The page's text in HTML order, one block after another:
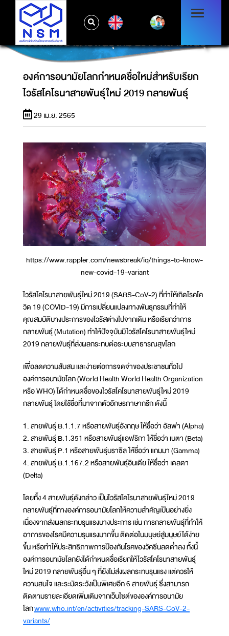
องค์การอนามัยโลกกำหนดชื่อใหม่สำหรับเรียก
ไวรัสโคโรนาสายพันธุ์ใหม่ 2019 กลายพันธุ์
องค์การอนามัยโลกกำหนดชื่อใหม่สำหรับเรียก
ไวรัสโคโรนาสายพันธุ์ใหม่ 2019 กลายพันธุ์
29 เม.ย. 2565
https://www.rappler.com/newsbreak/iq/things-to-know-
new-covid-19-variant
ไวรัสโคโรนาสายพันธุ์ใหม่ 2019 (SARS-CoV-2) ที่ทำให้เกิดโรคโค
วิด 19 (COVID-19) มีการเปลี่ยนแปลงทางพันธุกรรมที่ทำให้
คุณสมบัติบางประการของไวรัสต่างไปจากเดิม หรือเรียกว่าการ
กลายพันธุ์ (Mutation) ทำให้ปัจจุบันมีไวรัสโคโรนาสายพันธุ์ใหม่
2019 กลายพันธุ์ที่ส่งผลกระทบต่อระบบสาธารณสุขโลก
เพื่อลดความสับสน และง่ายต่อการจดจำของประชาชนทั่วไป
องค์การอนามัยโลก (World Health World Health Organization
หรือ WHO) ได้กำหนดชื่อของไวรัสโคโรนาสายพันธุ์ใหม่ 2019
กลายพันธุ์ โดยใช้ชื่อที่มาจากตัวอักษรภาษากรีก ดังนี้
1. สายพันธุ์ B.1.1.7 หรือสายพันธุ์อังกฤษ ให้ชื่อว่า อัลฟา (Alpha)
2. สายพันธุ์ B.1.351 หรือสายพันธุ์แอฟริกา ให้ชื่อว่า เบตา (Beta)
3. สายพันธุ์ P.1 หรือสายพันธุ์บราซิล ให้ชื่อว่า แกมมา (Gamma)
4. สายพันธุ์ B.1.167.2 หรือสายพันธุ์อินเดีย ให้ชื่อว่า เดลตา
(Delta)
โดยทั้ง 4 สายพันธุ์ดังกล่าว เป็นไวรัสโคโรนาสายพันธุ์ใหม่ 2019
กลายพันธุ์ที่ทางองค์การอนามัยโลกให้ความสำคัญเป็นอย่างยิ่ง
เนื่องจากส่งผลกระทบรุนแรงบางประการ เช่น การกลายพันธุ์ที่ทำให้
อาการของโรคมีความรุนแรงมากขึ้น ติดต่อในมนุษย์สู่มนุษย์ได้ง่าย
ขึ้น หรือทำให้ประสิทธิภาพการป้องกันโรคของวัคซีนลดต่ำลง ทั้งนี้
องค์การอนามัยโลกยังได้กำหนดชื่อเรียกให้ไวรัสโคโรนาสายพันธุ์
ใหม่ 2019 กลายพันธุ์อื่น ๆ ที่ยังไม่ส่งผลกระทบรุนแรง แต่ควรให้
ความสนใจ และระมัดระวังเป็นพิเศษอีก 6 สายพันธุ์ ซึ่งสามารถ
ติดตามรายละเอียดเพิ่มเติมจากเว็บไซต์ขององค์การอนามัย
โลกwww.who.int/en/activities/tracking-SARS-CoV-2-
variants/